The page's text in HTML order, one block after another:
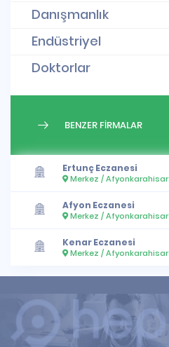
Danışmanlık
Endüstriyel
Doktorlar
BENZER FİRMALAR
Ertunç Eczanesi
Merkez / Afyonkarahisar
Afyon Eczanesi
Merkez / Afyonkarahisar
Kenar Eczanesi
Merkez / Afyonkarahisar